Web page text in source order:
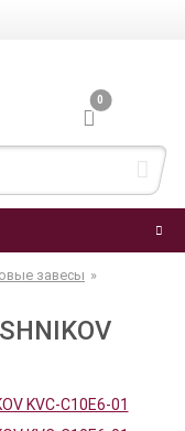
0
завесы »